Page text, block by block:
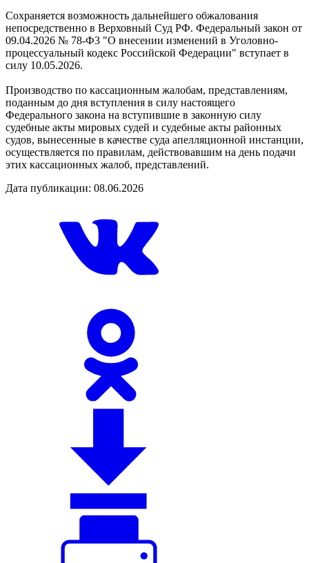
Сохраняется возможность дальнейшего обжалования
непосредственно в Верховный Суд РФ. Федеральный закон от
09.04.2026 № 78-Ф3 "О внесении изменений в Уголовно-
процессуальный кодекс Российской Федерации" вступает в
силу 10.05.2026.
Производство по кассационным жалобам, представлениям,
поданным до дня вступления в силу настоящего
Федерального закона на вступившие в законную силу
судебные акты мировых судей и судебные акты районных
судов, вынесенные в качестве суда апелляционной инстанции,
осуществляется по правилам, действовавшим на день подачи
этих кассационных жалоб, представлений.
Дата публикации: 08.06.2026